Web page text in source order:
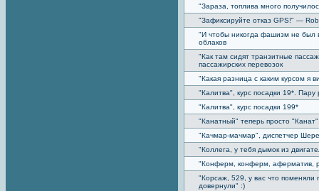
"Зараза, топлива много
"Зафиксируйте отказ GPS!" —
"И чтобы никогда фашизм не был
облаков
"Как там сидят транзитные
пассажирских перевозок
"Какая разница с каким курсом я
"Калитва", курс посадки 19*.
"Калитва", курс посадки 199*
"Канатный" теперь просто
"Качмар-мачмар", диспетчер
"Коллега, у тебя дымок из
"Конферм, конферм, аферматив,
"Корсаж, 529, у вас что
довернули" :)